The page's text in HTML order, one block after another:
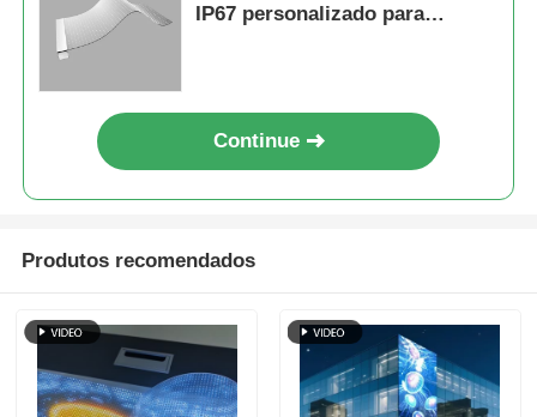
IP67 personalizado para
Continue
Produtos recomendados